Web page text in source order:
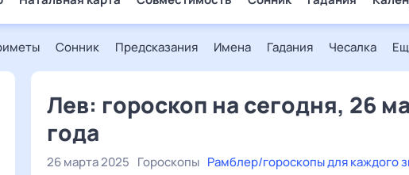
Сонник Предсказания Имена Гадания Чесалка
Лев: гороскоп на сегодня, 26
года
26 марта 2025 Гороскопы Рамблер/гороскопы для каждого